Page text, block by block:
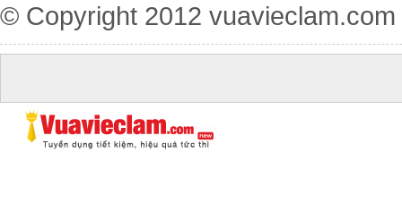
© Copyright 2012 vuavieclam.com